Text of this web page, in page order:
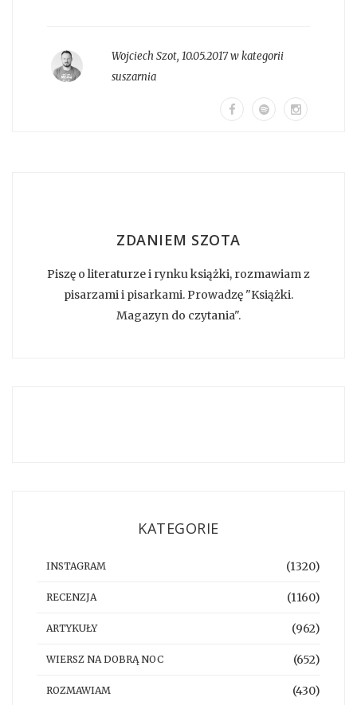
Wojciech Szot,10.05.2017 w kategorii
suszarnia
ZDANIEM SZOTA
Piszę o literaturze i rynku książki, rozmawiam z
pisarzami i pisarkami. Prowadzę "Książki.
Magazyn do czytania".
KATEGORIE
INSTAGRAM (1320)
RECENZJA (1160)
ARTYKUŁY (962)
WIERSZ NA DOBRĄ NOC (652)
ROZMAWIAM (430)